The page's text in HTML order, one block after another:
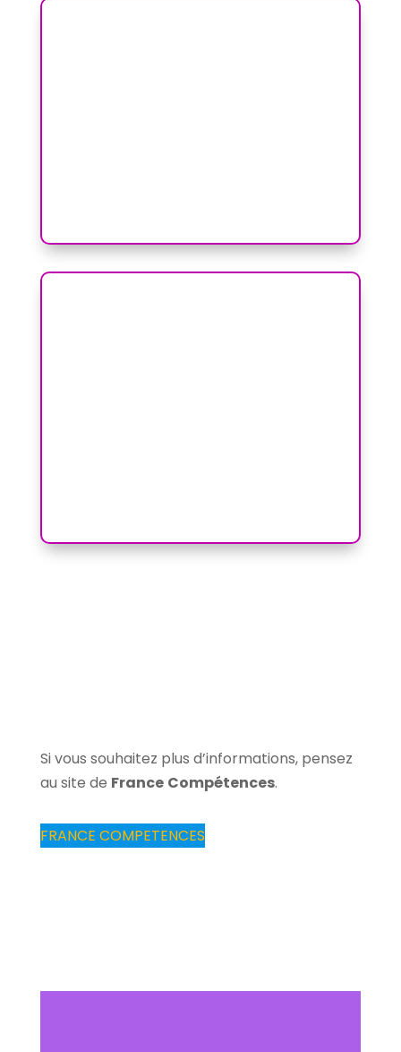
Si vous souhaitez plus d’informations, pensez
au site de France Compétences.
FRANCE COMPETENCES